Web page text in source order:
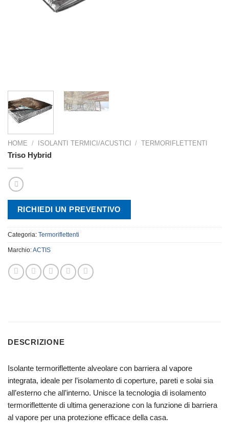
HOME / ISOLANTI TERMICI/ACUSTICI / TERMORIFLETTENTI
Triso Hybrid
RICHIEDI UN PREVENTIVO
Categoria: Termoriflettenti
Marchio:ACTIS
DESCRIZIONE
Isolante termoriflettente alveolare con barriera al vapore
integrata, ideale per l’isolamento di coperture, pareti e solai sia
all’esterno che all’interno. Unisce la tecnologia di isolamento
termoriflettente di ultima generazione con la funzione di barriera
al vapore per una protezione efficace della casa.